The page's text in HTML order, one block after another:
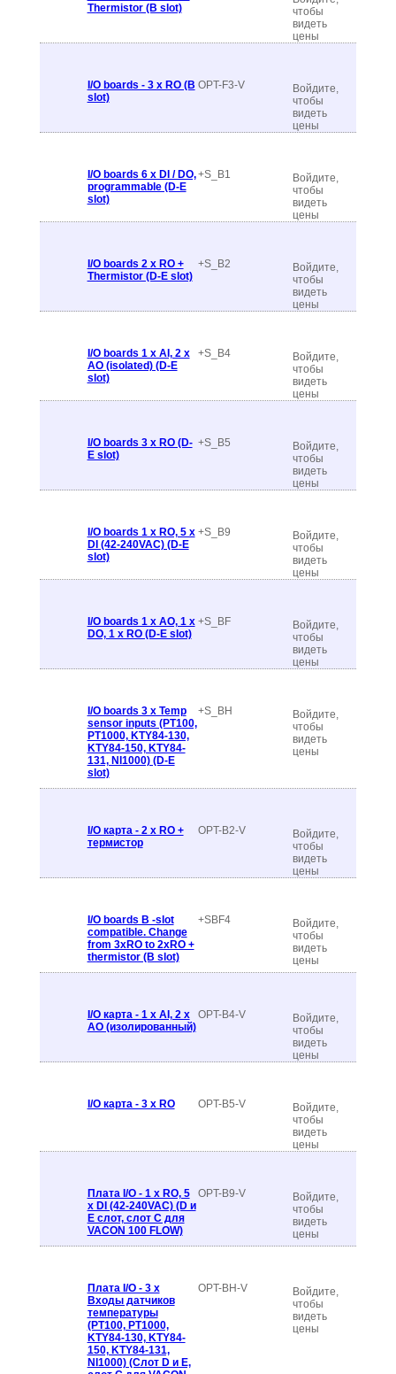
Thermistor (B slot)
чтобы
видеть
цены
I/O boards - 3 x RO (B
slot)
OPT-F3-V
Войдите,
чтобы
видеть
цены
I/O boards 6 x DI / DO,
programmable (D-E
slot)
+S_B1
Войдите,
чтобы
видеть
цены
I/O boards 2 x RO +
Thermistor (D-E slot)
+S_B2
Войдите,
чтобы
видеть
цены
I/O boards 1 x AI, 2 x
AO (isolated) (D-E
slot)
+S_B4
Войдите,
чтобы
видеть
цены
I/O boards 3 x RO (D-
E slot)
+S_B5
Войдите,
чтобы
видеть
цены
I/O boards 1 x RO, 5 x
DI (42-240VAC) (D-E
slot)
+S_B9
Войдите,
чтобы
видеть
цены
I/O boards 1 x AO, 1 x
DO, 1 x RO (D-E slot)
+S_BF
Войдите,
чтобы
видеть
цены
I/O boards 3 x Temp
sensor inputs (PT100,
PT1000, KTY84-130,
KTY84-150, KTY84-
131, NI1000) (D-E
slot)
+S_BH
Войдите,
чтобы
видеть
цены
I/O карта - 2 x RO +
термистор
OPT-B2-V
Войдите,
чтобы
видеть
цены
I/O boards B -slot
compatible. Change
from 3xRO to 2xRO +
thermistor (B slot)
+SBF4
Войдите,
чтобы
видеть
цены
I/O карта - 1 x AI, 2 x
AO (изолированный)
OPT-B4-V
Войдите,
чтобы
видеть
цены
I/O карта - 3 x RO OPT-B5-V
Войдите,
чтобы
видеть
цены
Плата I/O - 1 x RO, 5
x DI (42-240VAC) (D и
E слот, слот C для
VACON 100 FLOW)
OPT-B9-V
Войдите,
чтобы
видеть
цены
Плата I/O - 3 x
Входы датчиков
температуры
(PT100, PT1000,
KTY84-130, KTY84-
150, KTY84-131,
NI1000) (Слот D и E,
OPT-BH-V
Войдите,
чтобы
видеть
цены